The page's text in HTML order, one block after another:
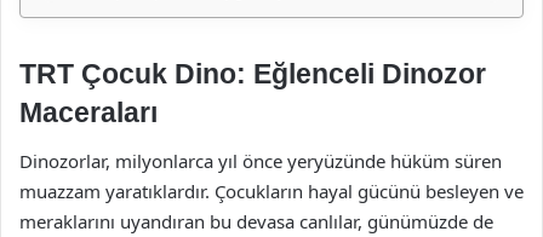
TRT Çocuk Dino: Eğlenceli Dinozor
Maceraları
Dinozorlar, milyonlarca yıl önce yeryüzünde hüküm süren
muazzam yaratıklardır. Çocukların hayal gücünü besleyen ve
meraklarını uyandıran bu devasa canlılar, günümüzde de